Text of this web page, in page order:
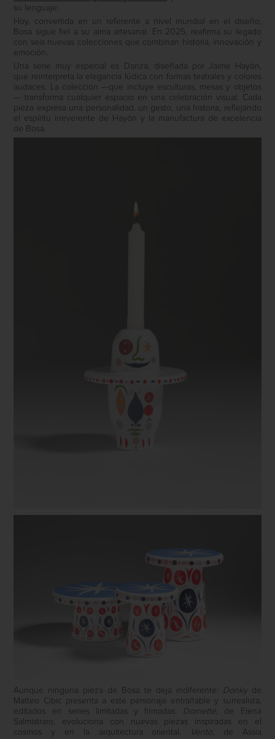
su lenguaje.
Hoy, convertida en un referente a nivel mundial en el diseño,
Bosa sigue fiel a su alma artesanal. En 2025, reafirma su legado
con seis nuevas colecciones que combinan historia, innovación y
emoción.
Una serie muy especial es Danza, diseñada por Jaime Hayón,
que reinterpreta la elegancia lúdica con formas teatrales y colores
audaces. La colección —que incluye esculturas, mesas y objetos
— transforma cualquier espacio en una celebración visual. Cada
pieza expresa una personalidad, un gesto, una historia, reflejando
el espíritu irreverente de Hayón y la manufactura de excelencia
de Bosa.
Aunque ninguna pieza de Bosa te deja indiferente: Donkyde
Matteo Cibic presenta a este personaje entrañable y surrealista,
editados en series limitadas y firmadas. Dornette, de Elena
Salmistraro, evoluciona con nuevas piezas inspiradas en el
cosmos y en la arquitectura oriental.
Vento, de Assia